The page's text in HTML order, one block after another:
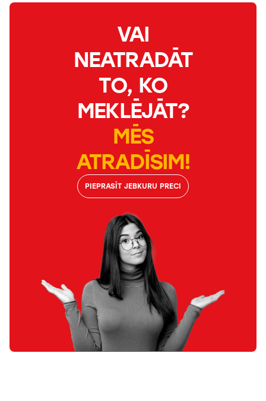
VAI
NEATRADĀT
TO, KO
MEKLĒJĀT?
MĒS
ATRADĪSIM!
PIEPRASĪT JEBKURU PRECI